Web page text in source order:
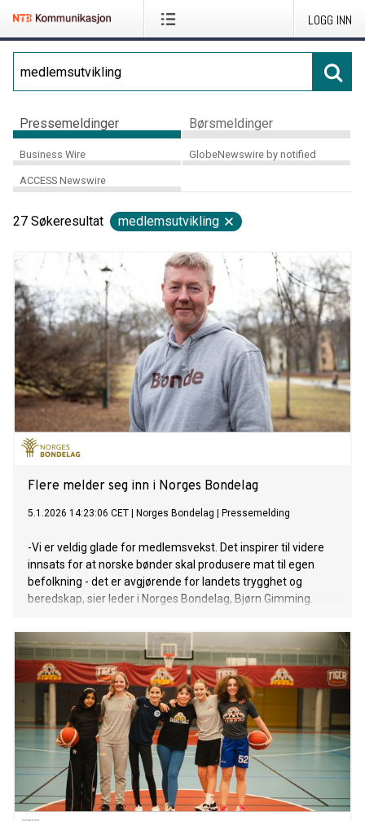
LOGG INN
Pressemeldinger Børsmeldinger
Business Wire GlobeNewswire by notified
ACCESS Newswire
27 Søkeresultat medlemsutvikling
Flere melder seg inn i Norges Bondelag
5.1.2026 14:23:06 CET Norges Bondelag Pressemelding
-Vi er veldig glade for medlemsvekst. Det inspirer til videre
innsats for at norske bønder skal produsere mat til egen
befolkning - det er avgjørende for landets trygghet og
beredskap, sier leder i Norges Bondelag, Bjørn Gimming.